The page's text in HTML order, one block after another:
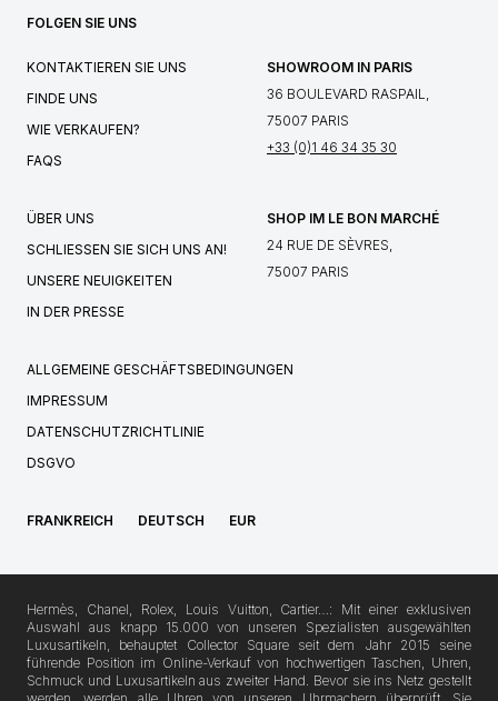
FOLGEN SIE UNS
KONTAKTIEREN SIE UNS
FINDE UNS
WIE VERKAUFEN?
FAQS
SHOWROOM IN PARIS
36 BOULEVARD RASPAIL,
75007 PARIS
+33 (0)1 46 34 35 30
ÜBER UNS
SCHLIESSEN SIE SICH UNS AN!
UNSERE NEUIGKEITEN
IN DER PRESSE
SHOP IM LE BON MARCHÉ
24 RUE DE SÈVRES,
75007 PARIS
ALLGEMEINE GESCHÄFTSBEDINGUNGEN
IMPRESSUM
DATENSCHUTZRICHTLINIE
DSGVO
FRANKREICH DEUTSCH EUR
Hermès, Chanel, Rolex, Louis Vuitton, Cartier…: Mit einer exklusiven
Auswahl aus knapp 15.000 von unseren Spezialisten ausgewählten
Luxusartikeln, behauptet Collector Square seit dem Jahr 2015 seine
führende Position im Online-Verkauf von hochwertigen Taschen, Uhren,
Schmuck und Luxusartikeln aus zweiter Hand. Bevor sie ins Netz gestellt
werden, werden alle Uhren von unseren Uhrmachern überprüft. Sie